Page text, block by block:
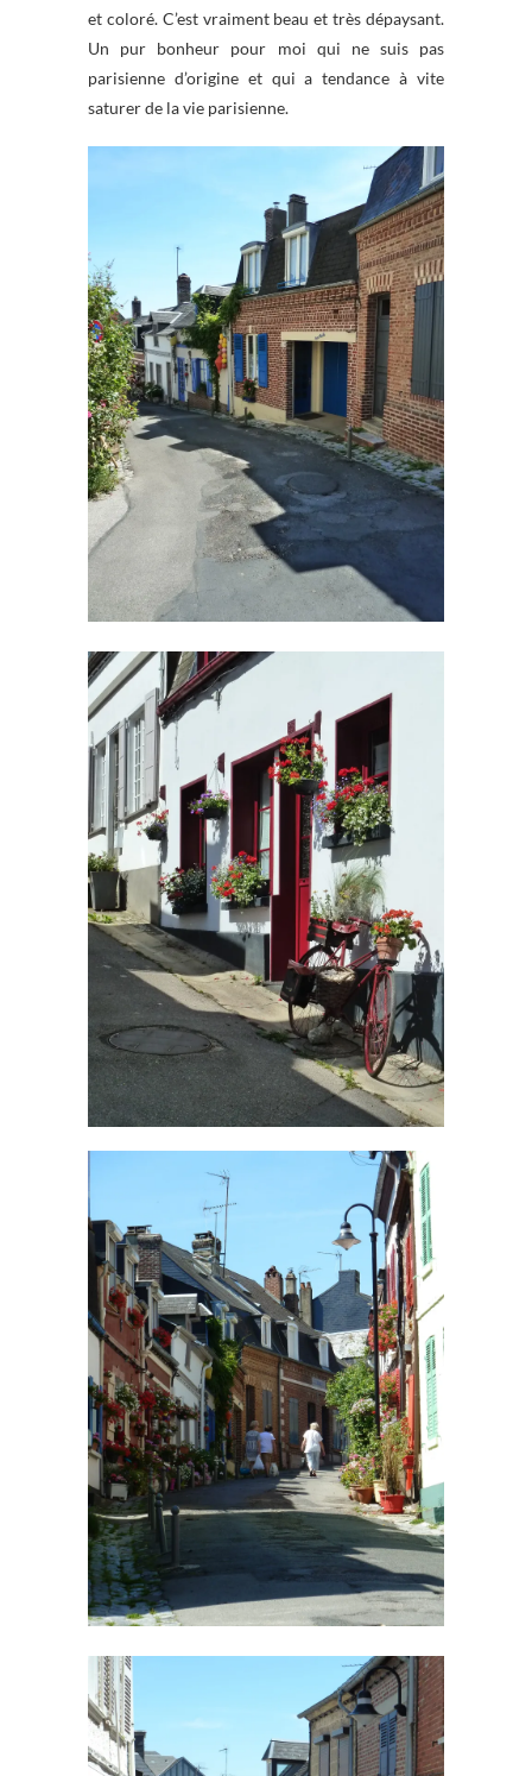
et coloré. C’est vraiment beau et très dépaysant.
Un pur bonheur pour moi qui ne suis pas
parisienne d’origine et qui a tendance à vite
saturer de la vie parisienne.